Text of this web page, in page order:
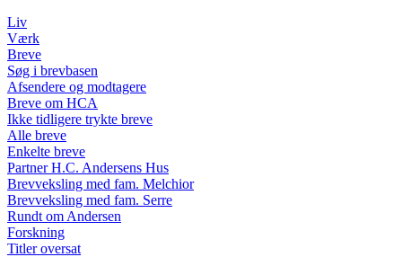
Liv
Værk
Breve
Søg i brevbasen
Afsendere og modtagere
Breve om HCA
Ikke tidligere trykte breve
Alle breve
Enkelte breve
Partner H.C. Andersens Hus
Brevveksling med fam. Melchior
Brevveksling med fam. Serre
Rundt om Andersen
Forskning
Titler oversat